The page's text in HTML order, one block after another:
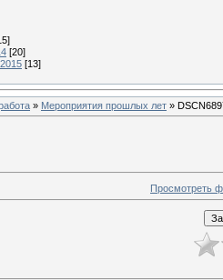
[20]
[13]
» Мероприятия прошлых лет »
Просмотреть